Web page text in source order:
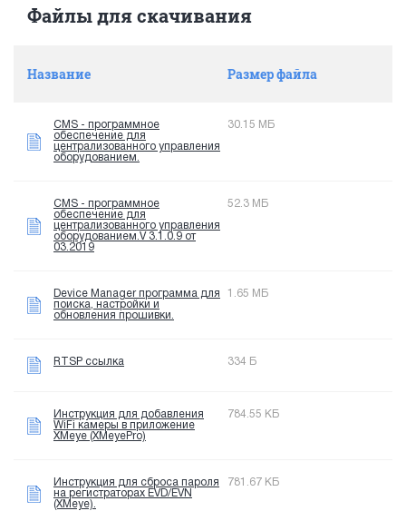
Файлы для скачивания
Название Размер файла
CMS - программное
обеспечение для
централизованного управления
оборудованием.
30.15 МБ
CMS - программное
обеспечение для
централизованного управления
оборудованием.V 3.1.0.9 от
03.2019
52.3 МБ
Device Manager программа для
поиска, настройки и
обновления прошивки.
1.65 МБ
RTSP ссылка 334 Б
Инструкция для добавления
WiFi камеры в приложение
XMeye (XMeyePro)
784.55 КБ
Инструкция для сброса пароля
на регистраторах EVD/EVN
(XMeye).
781.67 КБ